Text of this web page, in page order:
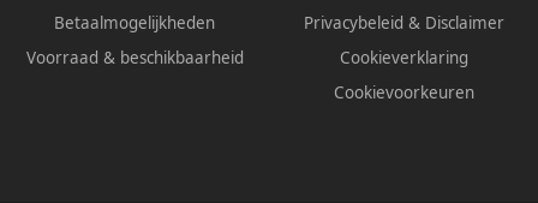
Betaalmogelijkheden
Voorraad & beschikbaarheid
Privacybeleid & Disclaimer
Cookieverklaring
Cookievoorkeuren